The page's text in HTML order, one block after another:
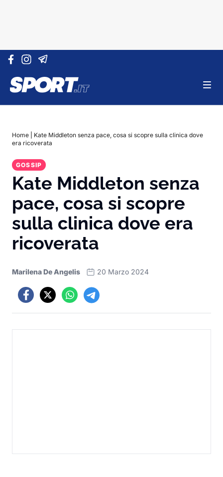
Vai al contenuto
Home
Kate Middleton senza pace, cosa si scopre sulla clinica dove
era ricoverata
GOSSIP
Kate Middleton senza
pace, cosa si scopre
sulla clinica dove era
ricoverata
Marilena De Angelis 20 Marzo 2024